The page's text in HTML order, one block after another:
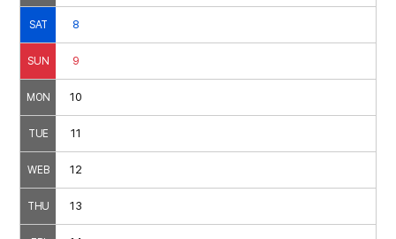
SAT 8
SUN 9
MON 10
TUE 11
WEB 12
THU 13